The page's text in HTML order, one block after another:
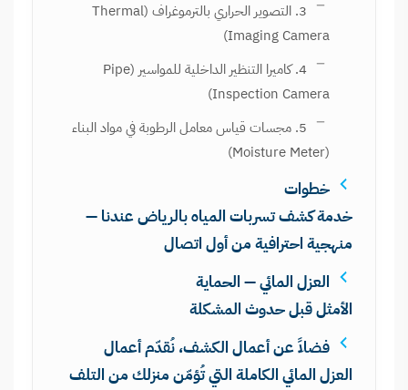
3. التصوير الحراري بالترموغراف (Thermal
Imaging Camera)
4. كاميرا التنظير الداخلية للمواسير (Pipe
Inspection Camera)
5. مجسات قياس معامل الرطوبة في مواد البناء
(Moisture Meter)
خطوات
خدمة كشف تسربات المياه بالرياض عندنا —
منهجية احترافية من أول اتصال
العزل المائي — الحماية
الأمثل قبل حدوث المشكلة
فضلاً عن أعمال الكشف، نُقدّم أعمال
العزل المائي الكاملة التي تُؤمّن منزلك من التلف